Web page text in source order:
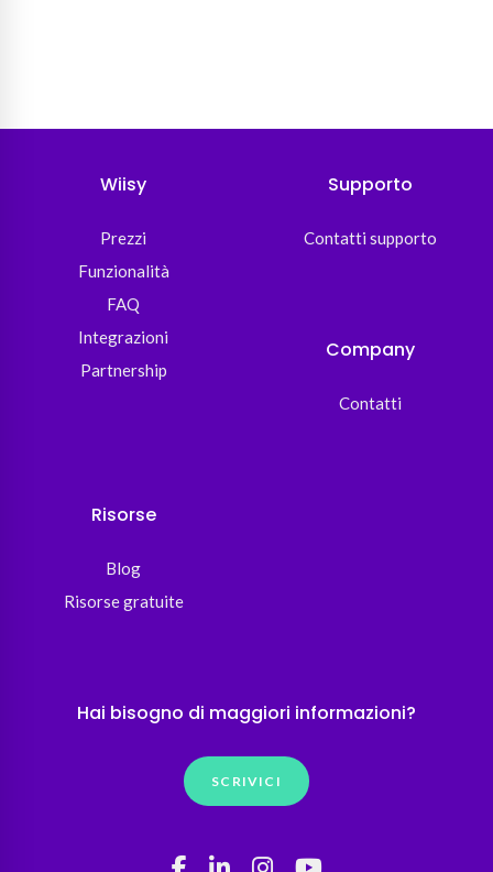
Wiisy
Prezzi
Funzionalità
FAQ
Integrazioni
Partnership
Supporto
Contatti supporto
Company
Contatti
Risorse
Blog
Risorse gratuite
Hai bisogno di maggiori informazioni?
SCRIVICI